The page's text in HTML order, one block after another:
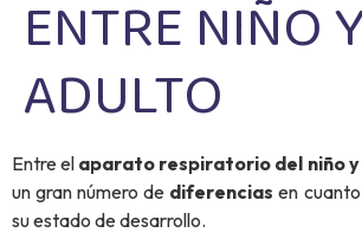
ENTRE NIÑO
ADULTO
Entre el aparato respiratorio del niño
un gran número de diferencias en
su estado de desarrollo.